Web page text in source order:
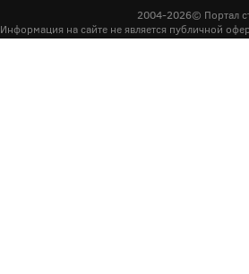
2004-2026© Портал
Информация на сайте не является публичной